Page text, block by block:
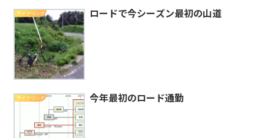
サイクリング ロードで今シーズン最初の山道
サイクリング 今年最初のロード通勤